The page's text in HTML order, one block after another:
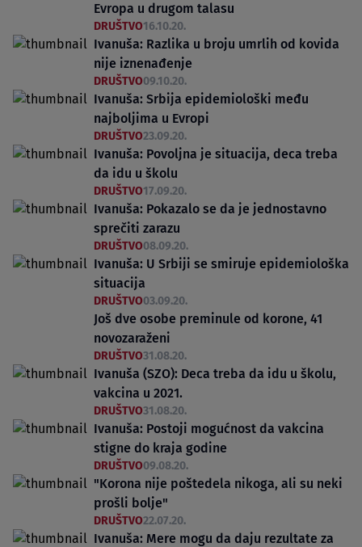
Evropa u drugom talasu
DRUŠTVO16.10.20.
Ivanuša: Razlika u broju umrlih od kovida
nije iznenađenje
DRUŠTVO09.10.20.
Ivanuša: Srbija epidemiološki među
najboljima u Evropi
DRUŠTVO23.09.20.
Ivanuša: Povoljna je situacija, deca treba
da idu u školu
DRUŠTVO17.09.20.
Ivanuša: Pokazalo se da je jednostavno
sprečiti zarazu
DRUŠTVO08.09.20.
Ivanuša: U Srbiji se smiruje epidemiološka
situacija
DRUŠTVO03.09.20.
Još dve osobe preminule od korone, 41
novozaraženi
DRUŠTVO31.08.20.
Ivanuša (SZO): Deca treba da idu u školu,
vakcina u 2021.
DRUŠTVO31.08.20.
Ivanuša: Postoji mogućnost da vakcina
stigne do kraja godine
DRUŠTVO09.08.20.
"Korona nije poštedela nikoga, ali su neki
prošli bolje"
DRUŠTVO22.07.20.
Ivanuša: Mere mogu da daju rezultate za